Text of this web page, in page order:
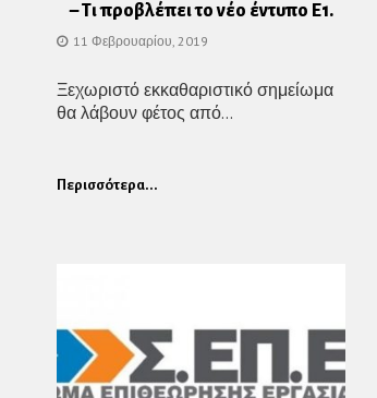
– Τι προβλέπει το νέο έντυπο Ε1.
11 Φεβρουαρίου, 2019
Ξεχωριστό εκκαθαριστικό σημείωμα
θα λάβουν φέτος από...
Περισσότερα...